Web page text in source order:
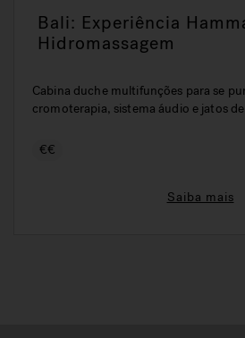
Bali: Experiência
Hidromassagem
Cabina duche multifunções para se
cromoterapia, sistema áudio e jatos
€€
Saiba mais